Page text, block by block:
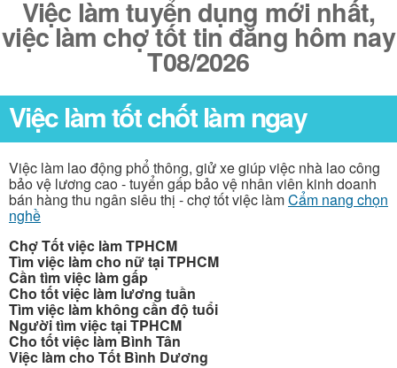
Việc làm tuyển dụng mới nhất,
việc làm chợ tốt tin đăng hôm nay
T08/2026
Việc làm tốt chốt làm ngay
Việc làm lao động phổ thông, giử xe giúp việc nhà lao công
bảo vệ lương cao - tuyển gấp bảo vệ nhân viên kinh doanh
bán hàng thu ngân siêu thị - chợ tốt việc làmCẩm nang chọn
nghề
Chợ Tốt việc làm TPHCM
Tìm việc làm cho nữ tại TPHCM
Cần tìm việc làm gấp
Cho tốt việc làm lương tuần
Tìm việc làm không cần độ tuổi
Người tìm việc tại TPHCM
Cho tốt việc làm Bình Tân
Việc làm cho Tốt Bình Dương